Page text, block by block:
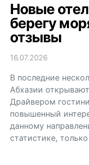
Новые
берегу
отзывы
16.07.2026
В последние
Абхазии
Драйвером
повышенный
данному
статистике,